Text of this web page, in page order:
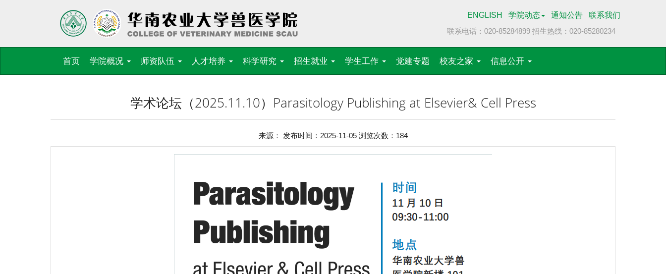
ENGLISH 学院动态 通知公告
联系我们
联系电话：020-85284899 招生热线：020-85280234
首页 学院概况 师资队伍 人才培养 科学研究 招生就业 学生工作 党建专题 校友之家 信息公开
学术论坛（2025.11.10）Parasitology Publishing at Elsevier& Cell Press
来源： 发布时间：2025-11-05 浏览次数： 184